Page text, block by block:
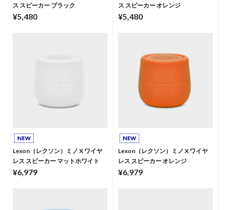
ス スピーカー ブラック
¥5,480
ス スピーカー オレンジ
¥5,480
Lexon（レクソン）ミノ X ワイヤ
レス スピーカー マットホワイト
¥6,979
Lexon（レクソン）ミノ X ワイヤ
レス スピーカー オレンジ
¥6,979